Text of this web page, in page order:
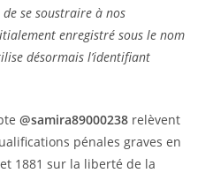
se soustraire à nos
enregistré sous le nom
désormais l’identifiant
@samira89000238 relèvent
pénales graves en
1881 sur la liberté de la